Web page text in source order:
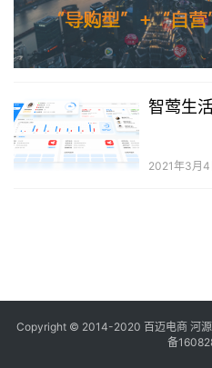
智莺生
2021年3月4
Copyright © 2014-2020 百迈电商 河源
备